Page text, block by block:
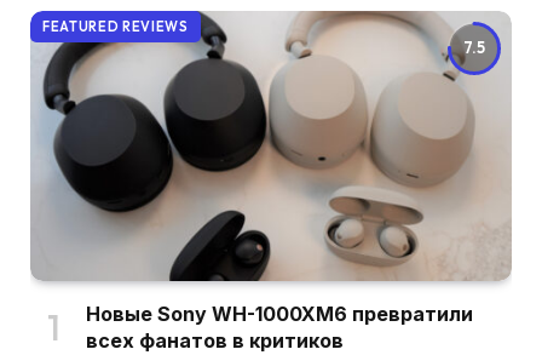
7.5
FEATURED REVIEWS
Новые Sony WH-1000XM6 превратили
всех фанатов в критиков